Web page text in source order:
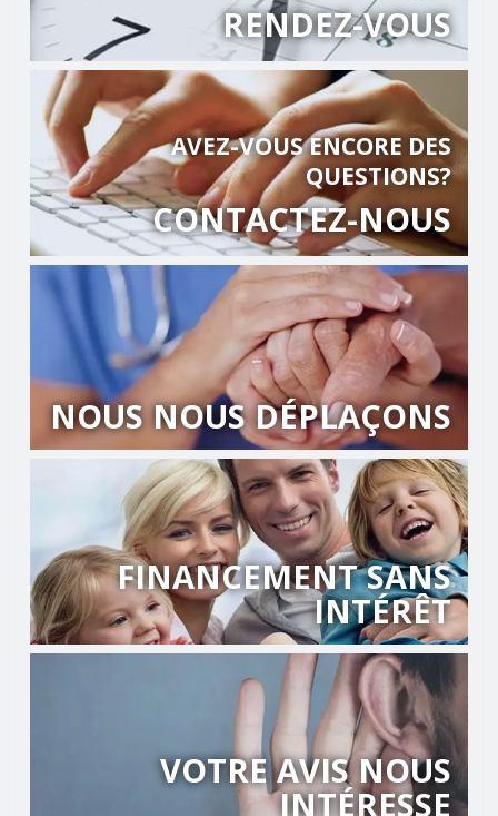
RENDEZ-VOUS
AVEZ-VOUS ENCORE DES
QUESTIONS?
CONTACTEZ-NOUS
NOUS NOUS DÉPLAÇONS
FINANCEMENT SANS
INTÉRÊT
VOTRE AVIS NOUS
INTÉRESSE